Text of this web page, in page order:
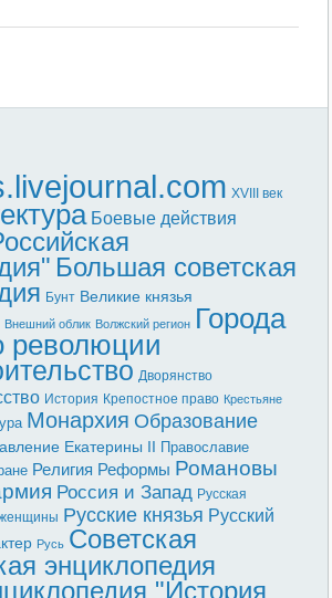
XVIII век
Боевые действия
Большая советская
Бунт Великие князья
Внешний облик Волжский регион Города
революции
Дворянство
История Крепостное право Крестьяне
Монархия Образование
Екатерины II Православие
Религия Реформы Романовы
Россия и Запад Русская
женщины Русские князья Русский
Русь Советская
энциклопедия
"История